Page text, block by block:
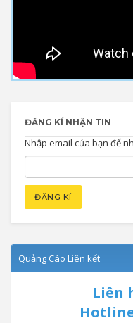
ĐĂNG KÍ NHẬN TIN
Nhập email của bạn để
Quảng Cáo Liên kết
Liên